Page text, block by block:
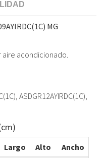
MG
acondicionado.
ASDGR12AYIRDC(1C),
Largo Alto
Ancho